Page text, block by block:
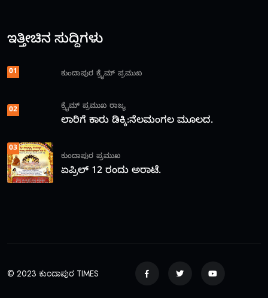
ಇತ್ತೀಚಿನ ಸುದ್ದಿಗಳು
01 ಕುಂದಾಪುರ ಕ್ರೈಮ್ ಪ್ರಮುಖ
02 ಕ್ರೈಮ್ ಪ್ರಮುಖ ರಾಜ್ಯ
ಲಾರಿಗೆ ಕಾರು ಡಿಕ್ಕಿ:ನೆಲಮಂಗಲ ಮೂಲದ.
03
ಕುಂದಾಪುರ ಪ್ರಮುಖ
ಏಪ್ರಿಲ್ 12 ರಂದು ಅರಾಟೆ.
© 2023 ಕುಂದಾಪುರ TIMES